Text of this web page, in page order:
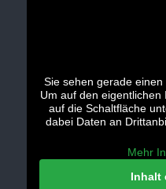
Sie sehen gerade
Um auf den
auf die Schaltfläche
dabei Daten an
Mehr
Inhalt